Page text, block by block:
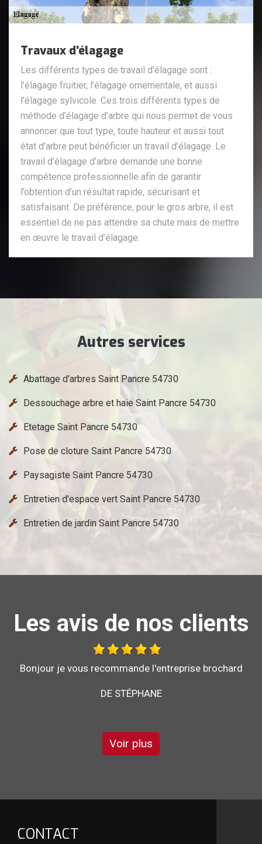
Travaux d’élagage
Les différents types de travail d’élagage sont :
l’élagage fruitier, l’élagage ornementale, et aussi
l’élagage sylvicole. Ces trois différents types de
méthode d’élagage d’arbre qui nous permet de vous
annoncer que tout type, toute hauteur et aussi tout
état d’arbre peut bénéficier un travail d’élagage. Le
travail d’élagage d’arbre demande une bonne
compétence professionnelle afin de garantir
l’obtention d’un résultat rapide, sécurisant et
satisfaisant. De préférence, pour le gros arbre, il est
essentiel de ne pas attendre sa chute mais de mettre
en œuvre le travail d’élagage.
Autres services
Abattage d'arbres Saint Pancre 54730
Dessouchage arbre et haie Saint Pancre 54730
Etetage Saint Pancre 54730
Pose de cloture Saint Pancre 54730
Paysagiste Saint Pancre 54730
Entretien d'espace vert Saint Pancre 54730
Entretien de jardin Saint Pancre 54730
Les avis de nos clients
Travail effectué avec sérieux.
DE GÉGÉ
Voir plus
CONTACT